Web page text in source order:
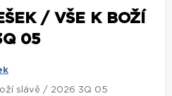
/ VŠE K BOŽÍ
05
slávě / 2026 3Q 05